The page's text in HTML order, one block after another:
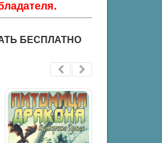
БЕСПЛАТНО